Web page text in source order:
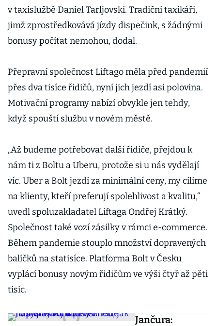
v taxislužbě Daniel Tarljovski. Tradiční taxikáři,
jimž zprostředkovává jízdy dispečink, s žádnými
bonusy počítat nemohou, dodal.
Přepravní společnost Liftago měla před pandemií
přes dva tisíce řidičů, nyní jich jezdí asi polovina.
Motivační programy nabízí obvykle jen tehdy,
když spouští službu v novém městě.
„Až budeme potřebovat další řidiče, přejdou k
nám ti z Boltu a Uberu, protože si u nás vydělají
víc. Uber a Bolt jezdí za minimální ceny, my cílíme
na klienty, kteří preferují spolehlivost a kvalitu,“
uvedl spoluzakladatel Liftaga Ondřej Krátký.
Společnost také vozí zásilky v rámci e-commerce.
Během pandemie stouplo množství dopravených
balíčků na statisíce. Platforma Bolt v Česku
vyplácí bonusy novým řidičům ve výši čtyř až pěti
tisíc.
Jančura: